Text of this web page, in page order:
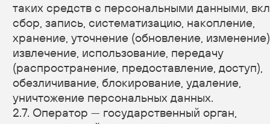
путем дачи согласия на обработку персональных
данных, разрешенных субъектом персональных
данных для распространения в порядке,
предусмотренном Законом о персональных
данных (далее — персональные данные,
разрешенные для распространения).
2.10. Пользователь — любой посетитель веб-
сайта https://muzbitva.ru/.
2.11. Предоставление персональных данных —
действия, направленные на раскрытие
персональных данных определенному лицу или